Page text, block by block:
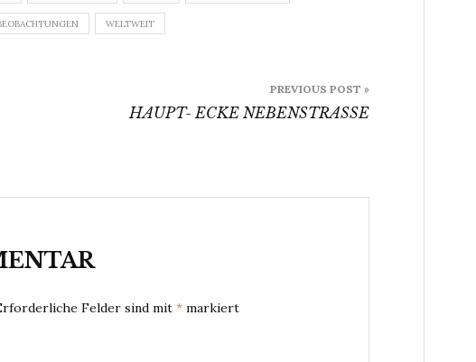
WELTWEIT
PREVIOUS POST »
HAUPT- ECKE NEBENSTRASSE
Felder sind mit * markiert